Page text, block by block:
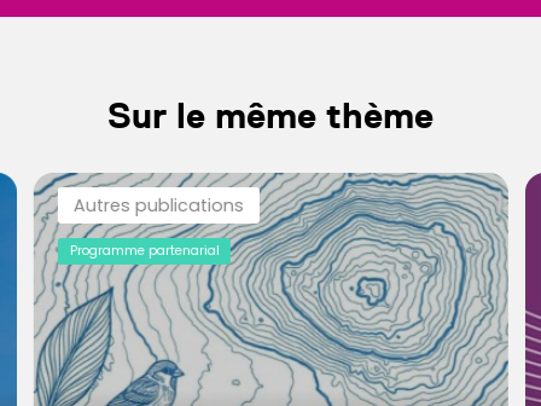
Sur le même thème
Autres publications
Programme partenarial